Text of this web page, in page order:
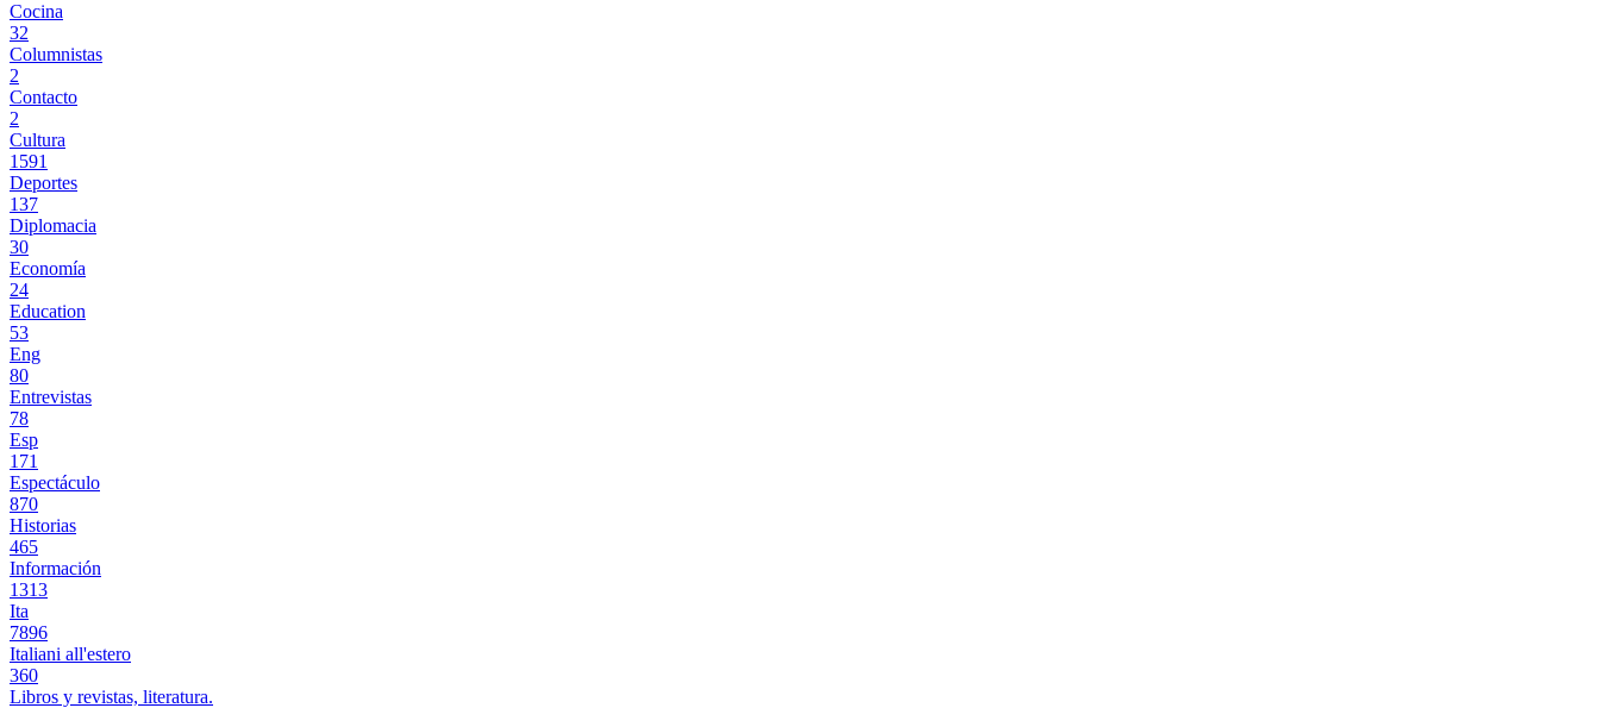
Cocina
32
Columnistas
2
Contacto
2
Cultura
1591
Deportes
137
Diplomacia
30
Economía
24
Education
53
Eng
80
Entrevistas
78
Esp
171
Espectáculo
870
Historias
465
Información
1313
Ita
7896
Italiani all'estero
360
Libros y revistas, literatura.